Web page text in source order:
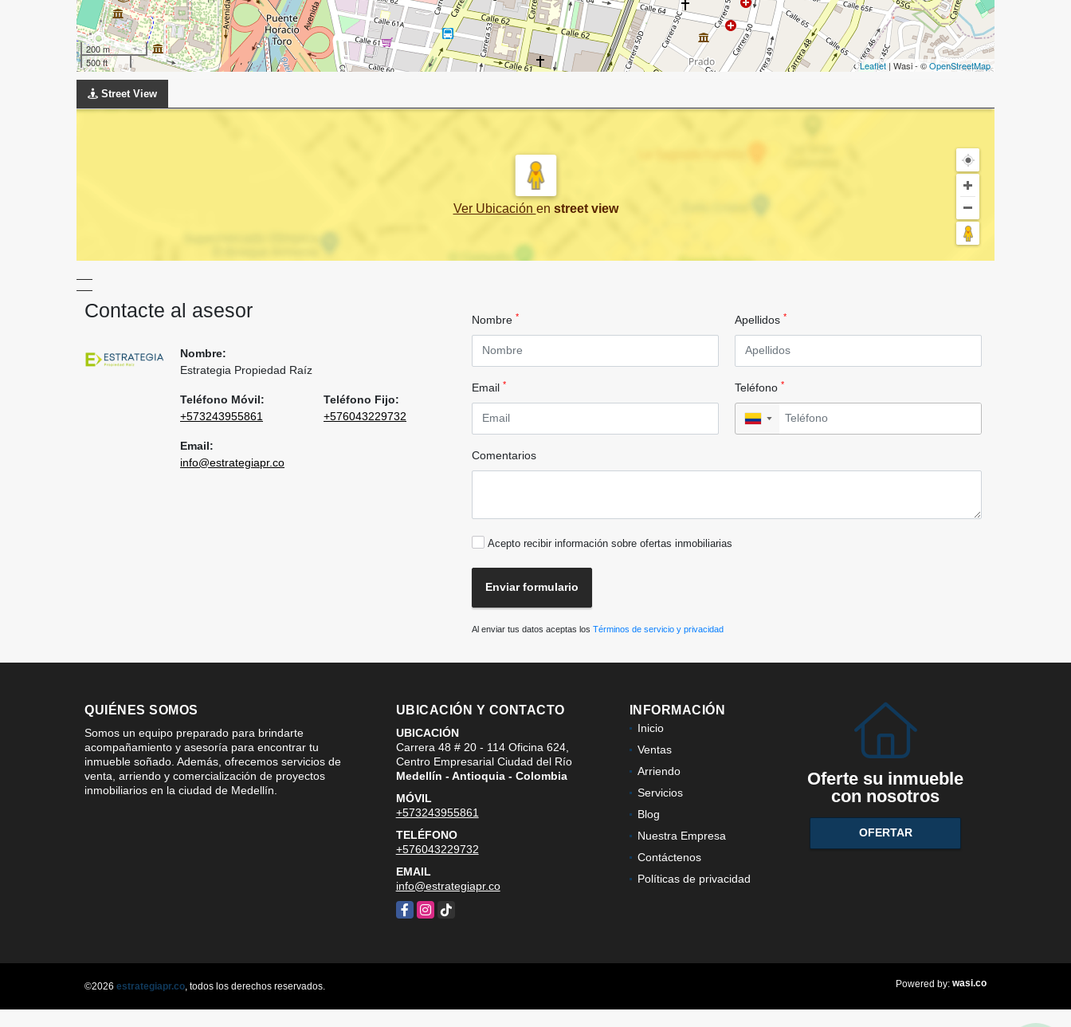
200 m
500 ft
Leaflet | Wasi - ©OpenStreetMap
Street View
Ver Ubicación en street view
Contacte al asesor
Nombre:
Estrategia Propiedad Raíz
Teléfono Móvil:
+573243955861
Teléfono Fijo:
+576043229732
Email:
info@estrategiapr.co
Nombre * Apellidos *
Email * Teléfono *
▼
Comentarios
Acepto recibir información sobre ofertas inmobiliarias
Enviar formulario
Al enviar tus datos aceptas los Términos de servicio y privacidad
QUIÉNES SOMOS
Somos un equipo preparado para brindarte
acompañamiento y asesoría para encontrar tu
inmueble soñado. Además, ofrecemos servicios de
venta, arriendo y comercialización de proyectos
inmobiliarios en la ciudad de Medellín.
UBICACIÓN Y CONTACTO
UBICACIÓN
Carrera 48 # 20 - 114 Oficina 624,
Centro Empresarial Ciudad del Río
Medellín - Antioquia - Colombia
MÓVIL
+573243955861
TELÉFONO
+576043229732
EMAIL
info@estrategiapr.co
Facebook
Instagram
TikTok
INFORMACIÓN
Inicio
Ventas
Arriendo
Servicios
Blog
Nuestra Empresa
Contáctenos
Políticas de privacidad
Oferte su inmueble
con nosotros
OFERTAR
©2026 estrategiapr.co, todos los derechos reservados. Powered by: wasi.co